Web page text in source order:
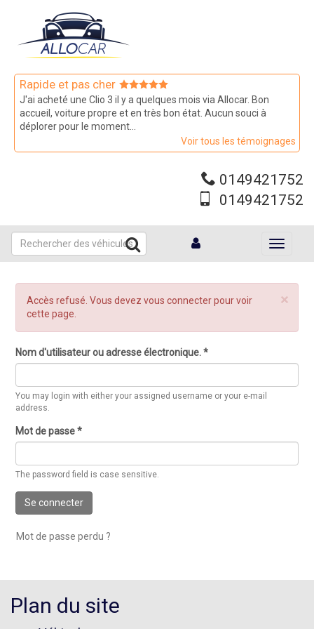
principal
Rapide et pas cher
J'ai acheté une Clio 3 il y a quelques mois via Allocar. Bon
accueil, voiture propre et en très bon état. Aucun souci à
déplorer pour le moment...
Voir tous les témoignages
0149421752
0149421752
Toggle
×
Message
d'erreur
Accès refusé. Vous devez vous connecter pour voir
cette page.
Nom d'utilisateur ou adresse électronique.*
You may login with either your assigned username or your e-mail
address.
Mot de passe*
The password field is case sensitive.
Se connecter
Mot de passe perdu ?
Plan du site